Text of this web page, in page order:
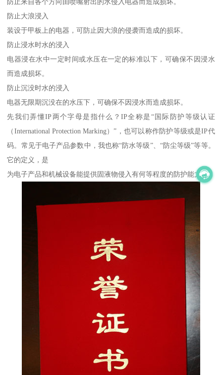
防止大浪浸入
装设于甲板上的电器，可防止因大浪的侵袭而造成的损坏。
防止浸水时水的浸入
电器浸在水中一定时间或水压在一定的标准以下，可确保不因浸水
而造成损坏。
防止沉没时水的浸入
电器无限期沉没在的水压下，可确保不因浸水而造成损坏。
先我们弄懂IP两个字母是指什么？IP全称是“国际防护等级认证
（International Protection Marking）”，也可以称作防护等级或是IP代
码。常见于电子产品参数中，我也称“防水等级”、“防尘等级”等等。
它的定义，是
为电子产品和机械设备能提供固液物侵入有何等程度的防护能力